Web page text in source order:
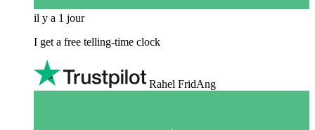
il y a 1 jour
I get a free telling-time clock
Rahel FridAng